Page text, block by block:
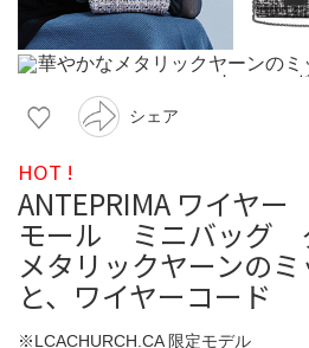
シェア
HOT !
ANTEPRIMA ワイヤ
モール ミニバッグ
メタリックヤーンの
と、ワイヤーコード
※LCACHURCH.CA 限定モデル